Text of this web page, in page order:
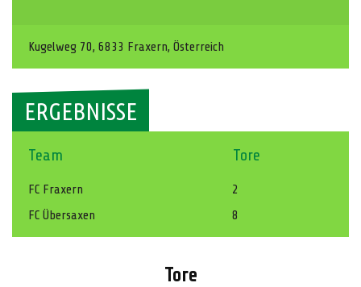
Kugelweg 70, 6833 Fraxern, Österreich
ERGEBNISSE
Team Tore
FC Fraxern
2
FC Übersaxen
8
Tore